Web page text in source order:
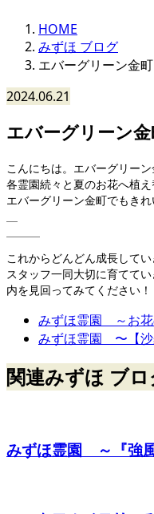
HOME
みずほ ブログ
エバーグリーン金
2024.06.21
エバーグリーン
こんにちは。エバーグリーン
各霊園続々と夏のお花へ植え
エバーグリーン金町でもきれ
これからどんどん成長してい
スタッフ一同大切に育てて
内を見回ってみてください！
みずほ霊園 ～お花
みずほ霊園 〜【沙
関連みずほ ブ
みずほ霊園 ～『強